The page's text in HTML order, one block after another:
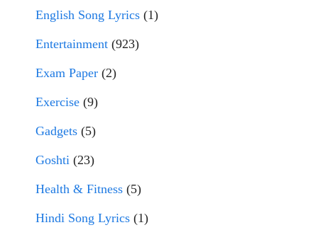
English Song Lyrics (1)
Entertainment (923)
Exam Paper (2)
Exercise (9)
Gadgets (5)
Goshti (23)
Health & Fitness (5)
Hindi Song Lyrics (1)